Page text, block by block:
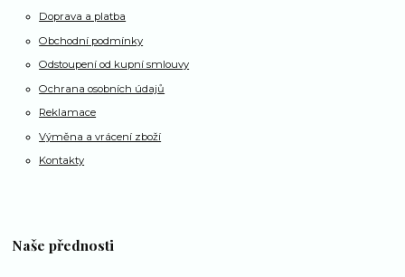
Doprava a platba
Obchodní podmínky
Odstoupení od kupní smlouvy
Ochrana osobních údajů
Reklamace
Výměna a vrácení zboží
Kontakty
Naše přednosti